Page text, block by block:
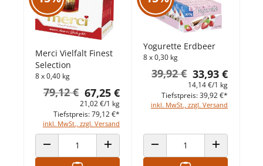
Merci Vielfalt Finest
Selection
8 x 0,40 kg
67,25 €
79,12 €
21,02 €/1 kg
inkl. MwSt., zzgl. Versand
Tiefstpreis: 79,12 €*
ANZAHL VERRINGERNANZAHL ERHÖHEN
Yogurette Erdbeer
8 x 0,30 kg
33,93 €
39,92 €
14,14 €/1 kg
inkl. MwSt., zzgl. Versand
Tiefstpreis: 39,92 €*
ANZAHL VERRINGERNANZAHL